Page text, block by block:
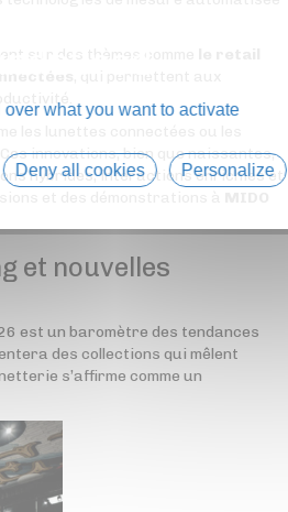
sur des thèmes comme
innovations, bien que naissantes,
hybrides, interactions enrichies et
et des démonstrations à
et nouvelles
est un baromètre des tendances
des collections qui mêlent
s’affirme comme un
what you want to activate
Deny all cookies Personalize